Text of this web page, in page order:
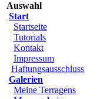
Auswahl
Start
Startseite
Tutorials
Kontakt
Impressum
Haftungsausschluss
Galerien
Meine Terragens